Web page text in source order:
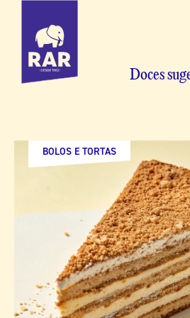
BOLOS E TORTAS
SOBREMESAS
BOLOS E TORTAS
SOBREMESAS
DOCES TRADICIONAIS
Doces